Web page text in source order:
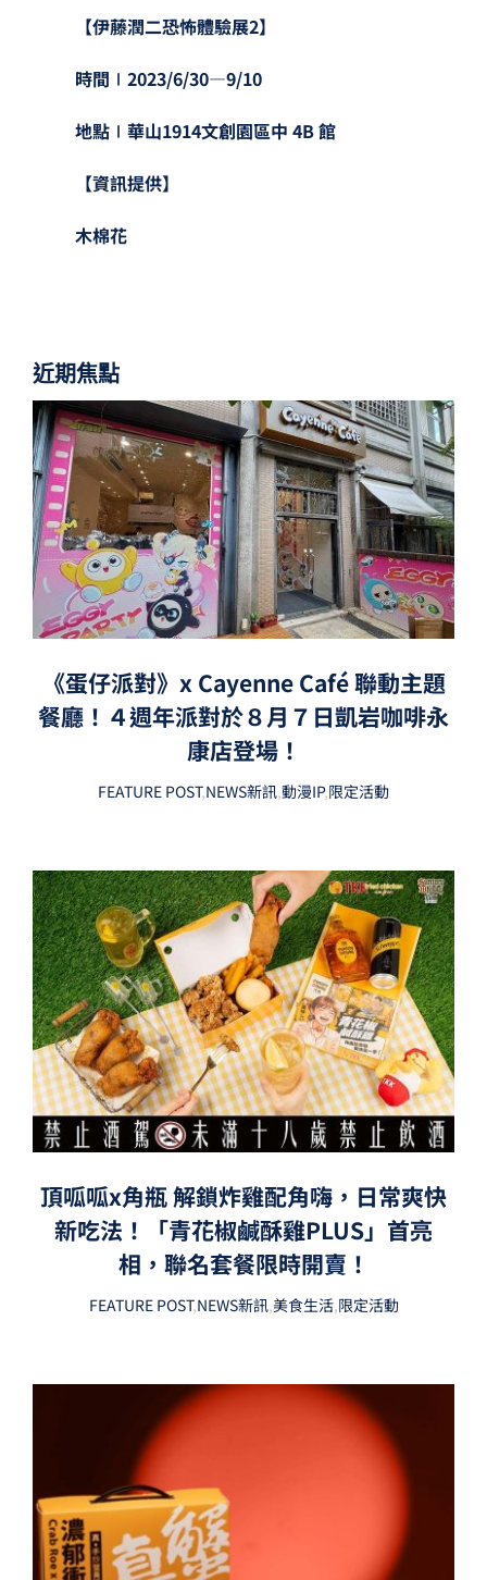
【伊藤潤二恐怖體驗展2】
時間∣2023/6/30—9/10
地點∣華山1914文創園區中 4B 館
【資訊提供】
木棉花
近期焦點
《蛋仔派對》x Cayenne Café 聯動主題
餐廳！４週年派對於８月７日凱岩咖啡永
康店登場！
FEATURE POST,NEWS新訊,動漫IP,限定活動
頂呱呱x角瓶 解鎖炸雞配角嗨，日常爽快
新吃法！「青花椒鹹酥雞PLUS」首亮
相，聯名套餐限時開賣！
FEATURE POST,NEWS新訊,美食生活,限定活動